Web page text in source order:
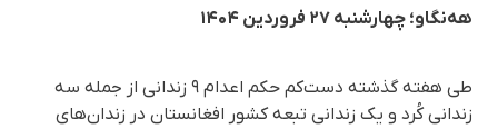
هه‌نگاو؛ چهارشنبه ۲۷ فروردین ۱۴۰۴
طی هفته گذشته دست‌کم حکم اعدام ۹ زندانی از جمله سه
زندانی کُرد و یک زندانی تبعه کشور افغانستان در زندان‌های